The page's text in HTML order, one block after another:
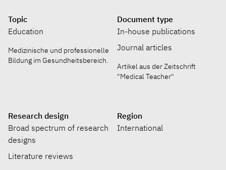
Topic
Education
Medizinische und professionelle
Bildung im Gesundheitsbereich.
Document type
In-house publications
Journal articles
Artikel aus der Zeitschrift
"Medical Teacher"
Research design
Broad spectrum of research
designs
Literature reviews
Region
International